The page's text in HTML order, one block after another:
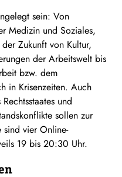
sein: Von
Medizin und Soziales,
Zukunft von Kultur,
der Arbeitswelt bis
bzw. dem
in Krisenzeiten. Auch
und
sollen zur
sind vier Online-
19 bis 20:30 Uhr.